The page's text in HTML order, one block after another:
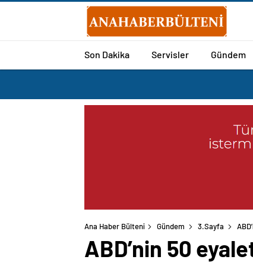
Son Dakika Servisler Gündem
Ana Haber Bülteni Gündem 3.Sayfa
ABD’nin 50